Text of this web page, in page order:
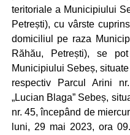
teritoriale a Municipiului
Petrești), cu vârste
domiciliul pe raza
Răhău, Petrești), se
Municipiului Sebeș,
respectiv Parcul Arini
„Lucian Blaga” Sebeș,
nr. 45, începând de
luni, 29 mai 2023, ora